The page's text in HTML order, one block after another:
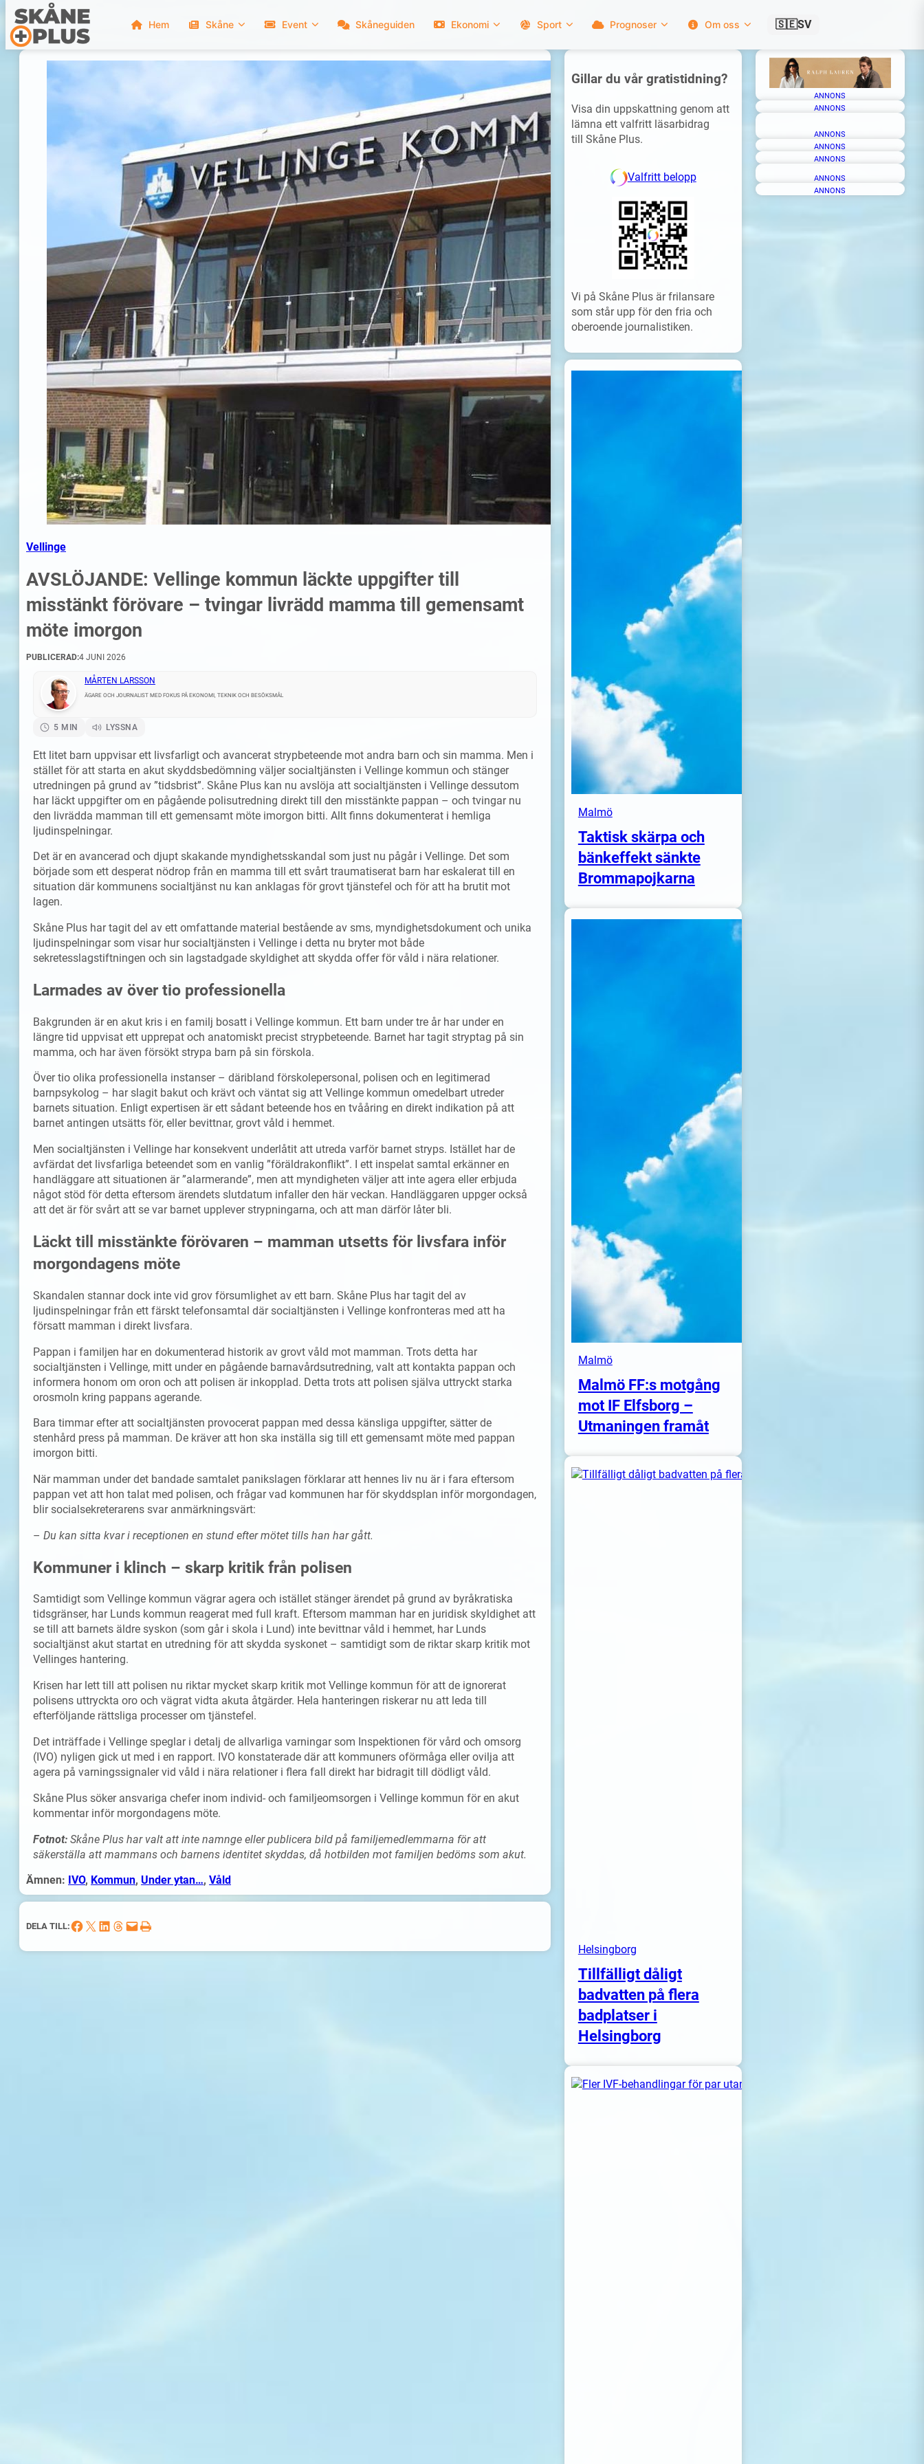
Hem Skåne Event Skåneguiden Ekonomi Sport Prognoser Om oss 🇸🇪SV
Vellinge
AVSLÖJANDE: Vellinge kommun läckte uppgifter till
misstänkt förövare – tvingar livrädd mamma till gemensamt
möte imorgon
PUBLICERAD:4 JUNI 2026
MÅRTEN LARSSON
ÄGARE OCH JOURNALIST MED FOKUS PÅ EKONOMI, TEKNIK OCH BESÖKSMÅL
5 MIN LYSSNA
Ett litet barn uppvisar ett livsfarligt och avancerat strypbeteende mot andra barn och sin mamma. Men i
stället för att starta en akut skyddsbedömning väljer socialtjänsten i Vellinge kommun och stänger
utredningen på grund av ”tidsbrist”. Skåne Plus kan nu avslöja att socialtjänsten i Vellinge dessutom
har läckt uppgifter om en pågående polisutredning direkt till den misstänkte pappan – och tvingar nu
den livrädda mamman till ett gemensamt möte imorgon bitti. Allt finns dokumenterat i hemliga
ljudinspelningar.
Det är en avancerad och djupt skakande myndighetsskandal som just nu pågår i Vellinge. Det som
började som ett desperat nödrop från en mamma till ett svårt traumatiserat barn har eskalerat till en
situation där kommunens socialtjänst nu kan anklagas för grovt tjänstefel och för att ha brutit mot
lagen.
Skåne Plus har tagit del av ett omfattande material bestående av sms, myndighetsdokument och unika
ljudinspelningar som visar hur socialtjänsten i Vellinge i detta nu bryter mot både
sekretesslagstiftningen och sin lagstadgade skyldighet att skydda offer för våld i nära relationer.
Larmades av över tio professionella
Bakgrunden är en akut kris i en familj bosatt i Vellinge kommun. Ett barn under tre år har under en
längre tid uppvisat ett upprepat och anatomiskt precist strypbeteende. Barnet har tagit stryptag på sin
mamma, och har även försökt strypa barn på sin förskola.
Över tio olika professionella instanser – däribland förskolepersonal, polisen och en legitimerad
barnpsykolog – har slagit bakut och krävt och väntat sig att Vellinge kommun omedelbart utreder
barnets situation. Enligt expertisen är ett sådant beteende hos en tvååring en direkt indikation på att
barnet antingen utsätts för, eller bevittnar, grovt våld i hemmet.
Men socialtjänsten i Vellinge har konsekvent underlåtit att utreda varför barnet stryps. Istället har de
avfärdat det livsfarliga beteendet som en vanlig ”föräldrakonflikt”. I ett inspelat samtal erkänner en
handläggare att situationen är ”alarmerande”, men att myndigheten väljer att inte agera eller erbjuda
något stöd för detta eftersom ärendets slutdatum infaller den här veckan. Handläggaren uppger också
att det är för svårt att se var barnet upplever strypningarna, och att man därför låter bli.
Läckt till misstänkte förövaren – mamman utsetts för livsfara inför
morgondagens möte
Skandalen stannar dock inte vid grov försumlighet av ett barn. Skåne Plus har tagit del av
ljudinspelningar från ett färskt telefonsamtal där socialtjänsten i Vellinge konfronteras med att ha
försatt mamman i direkt livsfara.
Pappan i familjen har en dokumenterad historik av grovt våld mot mamman. Trots detta har
socialtjänsten i Vellinge, mitt under en pågående barnavårdsutredning, valt att kontakta pappan och
informera honom om oron och att polisen är inkopplad. Detta trots att polisen själva uttryckt starka
orosmoln kring pappans agerande.
Bara timmar efter att socialtjänsten provocerat pappan med dessa känsliga uppgifter, sätter de
stenhård press på mamman. De kräver att hon ska inställa sig till ett gemensamt möte med pappan
imorgon bitti.
När mamman under det bandade samtalet panikslagen förklarar att hennes liv nu är i fara eftersom
pappan vet att hon talat med polisen, och frågar vad kommunen har för skyddsplan inför morgondagen,
blir socialsekreterarens svar anmärkningsvärt:
– Du kan sitta kvar i receptionen en stund efter mötet tills han har gått.
Kommuner i klinch – skarp kritik från polisen
Samtidigt som Vellinge kommun vägrar agera och istället stänger ärendet på grund av byråkratiska
tidsgränser, har Lunds kommun reagerat med full kraft. Eftersom mamman har en juridisk skyldighet att
se till att barnets äldre syskon (som går i skola i Lund) inte bevittnar våld i hemmet, har Lunds
socialtjänst akut startat en utredning för att skydda syskonet – samtidigt som de riktar skarp kritik mot
Vellinges hantering.
Krisen har lett till att polisen nu riktar mycket skarp kritik mot Vellinge kommun för att de ignorerat
polisens uttryckta oro och vägrat vidta akuta åtgärder. Hela hanteringen riskerar nu att leda till
efterföljande rättsliga processer om tjänstefel.
Det inträffade i Vellinge speglar i detalj de allvarliga varningar som Inspektionen för vård och omsorg
(IVO) nyligen gick ut med i en rapport. IVO konstaterade där att kommuners oförmåga eller ovilja att
agera på varningssignaler vid våld i nära relationer i flera fall direkt har bidragit till dödligt våld.
Skåne Plus söker ansvariga chefer inom individ- och familjeomsorgen i Vellinge kommun för en akut
kommentar inför morgondagens möte.
Fotnot: Skåne Plus har valt att inte namnge eller publicera bild på familjemedlemmarna för att
säkerställa att mammans och barnens identitet skyddas, då hotbilden mot familjen bedöms som akut.
Ämnen: IVO, Kommun, Under ytan…, Våld
DELA TILL:Dela på Facebook Dela på X Dela på LinkedIn Dela på Threads Skicka denna sida med e-post Skriv ut denna sida
Gillar du vår gratistidning?
Visa din uppskattning genom att
lämna ett valfritt läsarbidrag
till Skåne Plus.
Valfritt belopp
Vi på Skåne Plus är frilansare
som står upp för den fria och
oberoende journalistiken.
Malmö
Taktisk skärpa och
bänkeffekt sänkte
Brommapojkarna
Malmö
Malmö FF:s motgång
mot IF Elfsborg –
Utmaningen framåt
Helsingborg
Tillfälligt dåligt
badvatten på flera
badplatser i
Helsingborg
ANNONS
ANNONS
ANNONS
ANNONS
ANNONS
ANNONS
ANNONS